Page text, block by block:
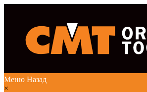
Меню Назад
×